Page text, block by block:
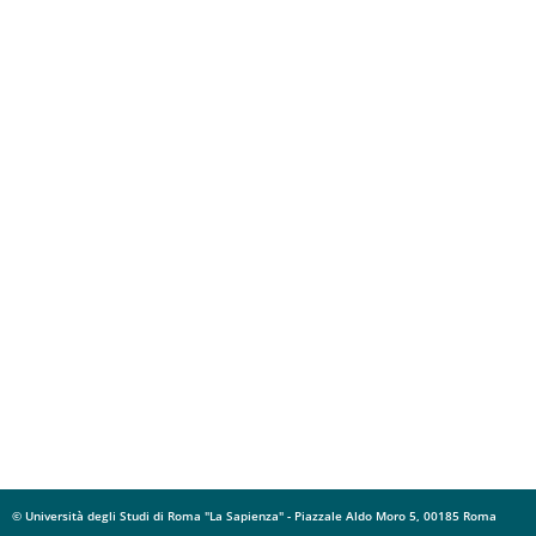
© Università degli Studi di Roma "La Sapienza" - Piazzale Aldo Moro 5, 00185 Roma